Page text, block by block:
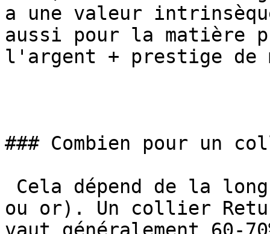
a une valeur
aussi pour la matière
l'argent + prestige de
### Combien pour un
ou or). Un collier